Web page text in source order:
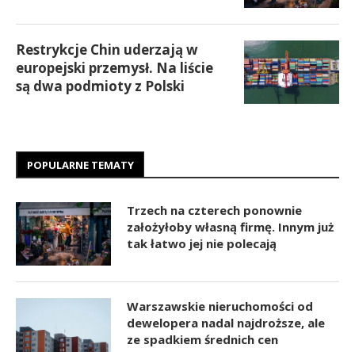
Restrykcje Chin uderzają w
europejski przemysł. Na liście
są dwa podmioty z Polski
POPULARNE TEMATY
Trzech na czterech ponownie
założyłoby własną firmę. Innym już
tak łatwo jej nie polecają
Warszawskie nieruchomości od
dewelopera nadal najdroższe, ale
ze spadkiem średnich cen